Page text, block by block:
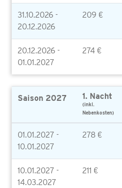
31.10.2026 -
20.12.2026
209 €
20.12.2026 -
01.01.2027
274 €
Saison 2027 1. Nacht
(inkl.
Nebenkosten)
01.01.2027 -
10.01.2027
278 €
10.01.2027 -
14.03.2027
211 €